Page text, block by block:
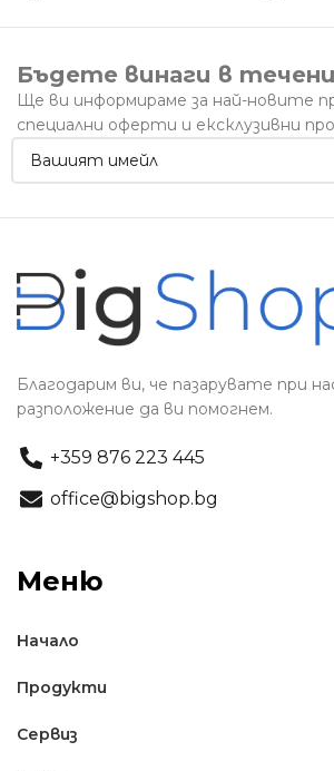
Бъдете винаги в
Ще ви информираме за най-новите
специални оферти и ексклузивни
Благодарим ви, че пазарувате при
разположение да ви помогнем.
+359 876 223 445
office@bigshop.bg
Меню
Начало
Продукти
Сервиз